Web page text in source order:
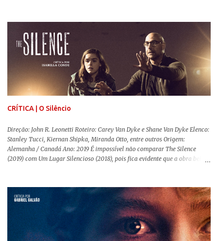
remake , já que a história do elefantinho voador foi reinventada de forma
mais realista, se adequando perfeitamente a proposta. Não há animais
falantes, por exemplo, mas nem por isso o tom lúdico e infantil é deixado
de lado. Apesar da relevância histórica, o filme supera a animação original
em termos visuais e narrativos, , superando a animação original em termos
visuais e narrativos. A história começa quando o pai das crianças, Holt
Ferrier (Colin Farrell), uma ex-estrela de circo, volta da guerra e se depara
com os filhos de...
CRÍTICA | O Silêncio
Direção: John R. Leonetti Roteiro: Carey Van Dyke e Shane Van Dyke Elenco:
Stanley Tucci, Kiernan Shipka, Miranda Otto, entre outros Origem:
Alemanha / Canadá Ano: 2019 É impossível não comparar The Silence
(2019) com Um Lugar Silencioso (2018), pois fica evidente que a obra bebe
reproduzir alguns elementos que consograram a obra de John Krasinski
(The Office). Aqui os “monstros” com audições aguçadas eram seres da
Terra que estavam presos por séculos em uma caverna recém descoberta,
libertando-os pelo mundo. O espectador acompanha uma família que tem
uma pequena vantagem em relação às outras pessoas. Adivinhem? Sabem
viver em silêncio pelo fato da filha mais velha ser surda. Para aqueles que